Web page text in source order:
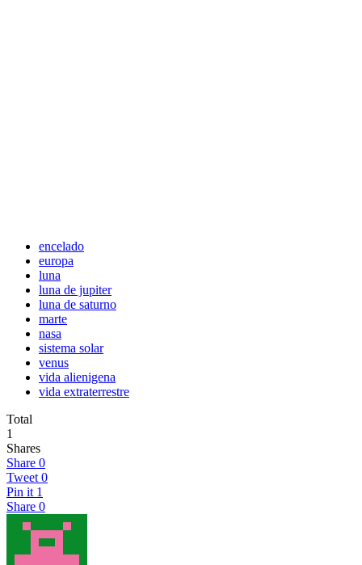
encelado
europa
luna
luna de jupiter
luna de saturno
marte
nasa
sistema solar
venus
vida alienigena
vida extraterrestre
Total
1
Shares
Share 0
Tweet 0
Pin it 1
Share 0